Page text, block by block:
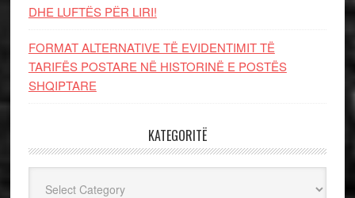
DHE LUFTЁS PЁR LIRI!
FORMAT ALTERNATIVE TË EVIDENTIMIT TË
TARIFËS POSTARE NË HISTORINË E POSTËS
SHQIPTARE
KATEGORITË